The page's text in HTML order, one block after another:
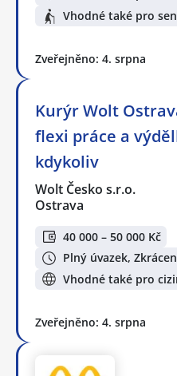
Vhodné také pro
Zveřejněno: 4. srpna
Kurýr Wolt
flexi práce a
kdykoliv
Wolt Česko s.r.o.
Ostrava
40 000 – 50 000 Kč
Plný úvazek,
Vhodné také pro
Zveřejněno: 4. srpna